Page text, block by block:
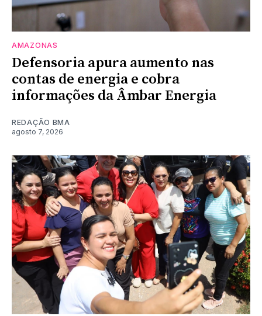
AMAZONAS
Defensoria apura aumento nas
contas de energia e cobra
informações da Âmbar Energia
REDAÇÃO BMA
agosto 7, 2026